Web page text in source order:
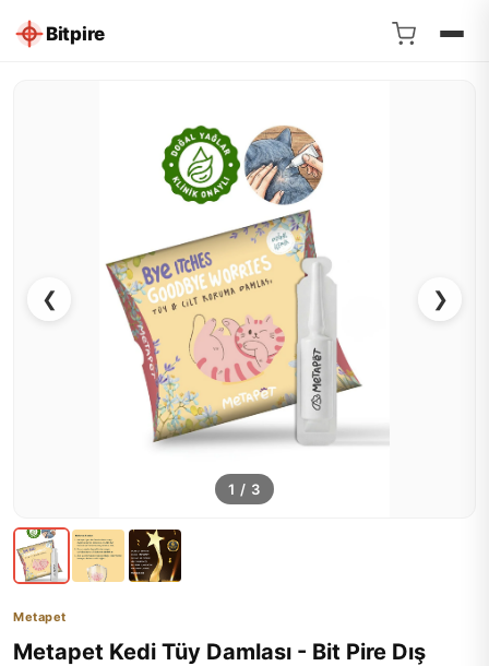
Bitpire
❮ ❯
1 / 3
Metapet
Metapet Kedi Tüy Damlası - Bit Pire Dış